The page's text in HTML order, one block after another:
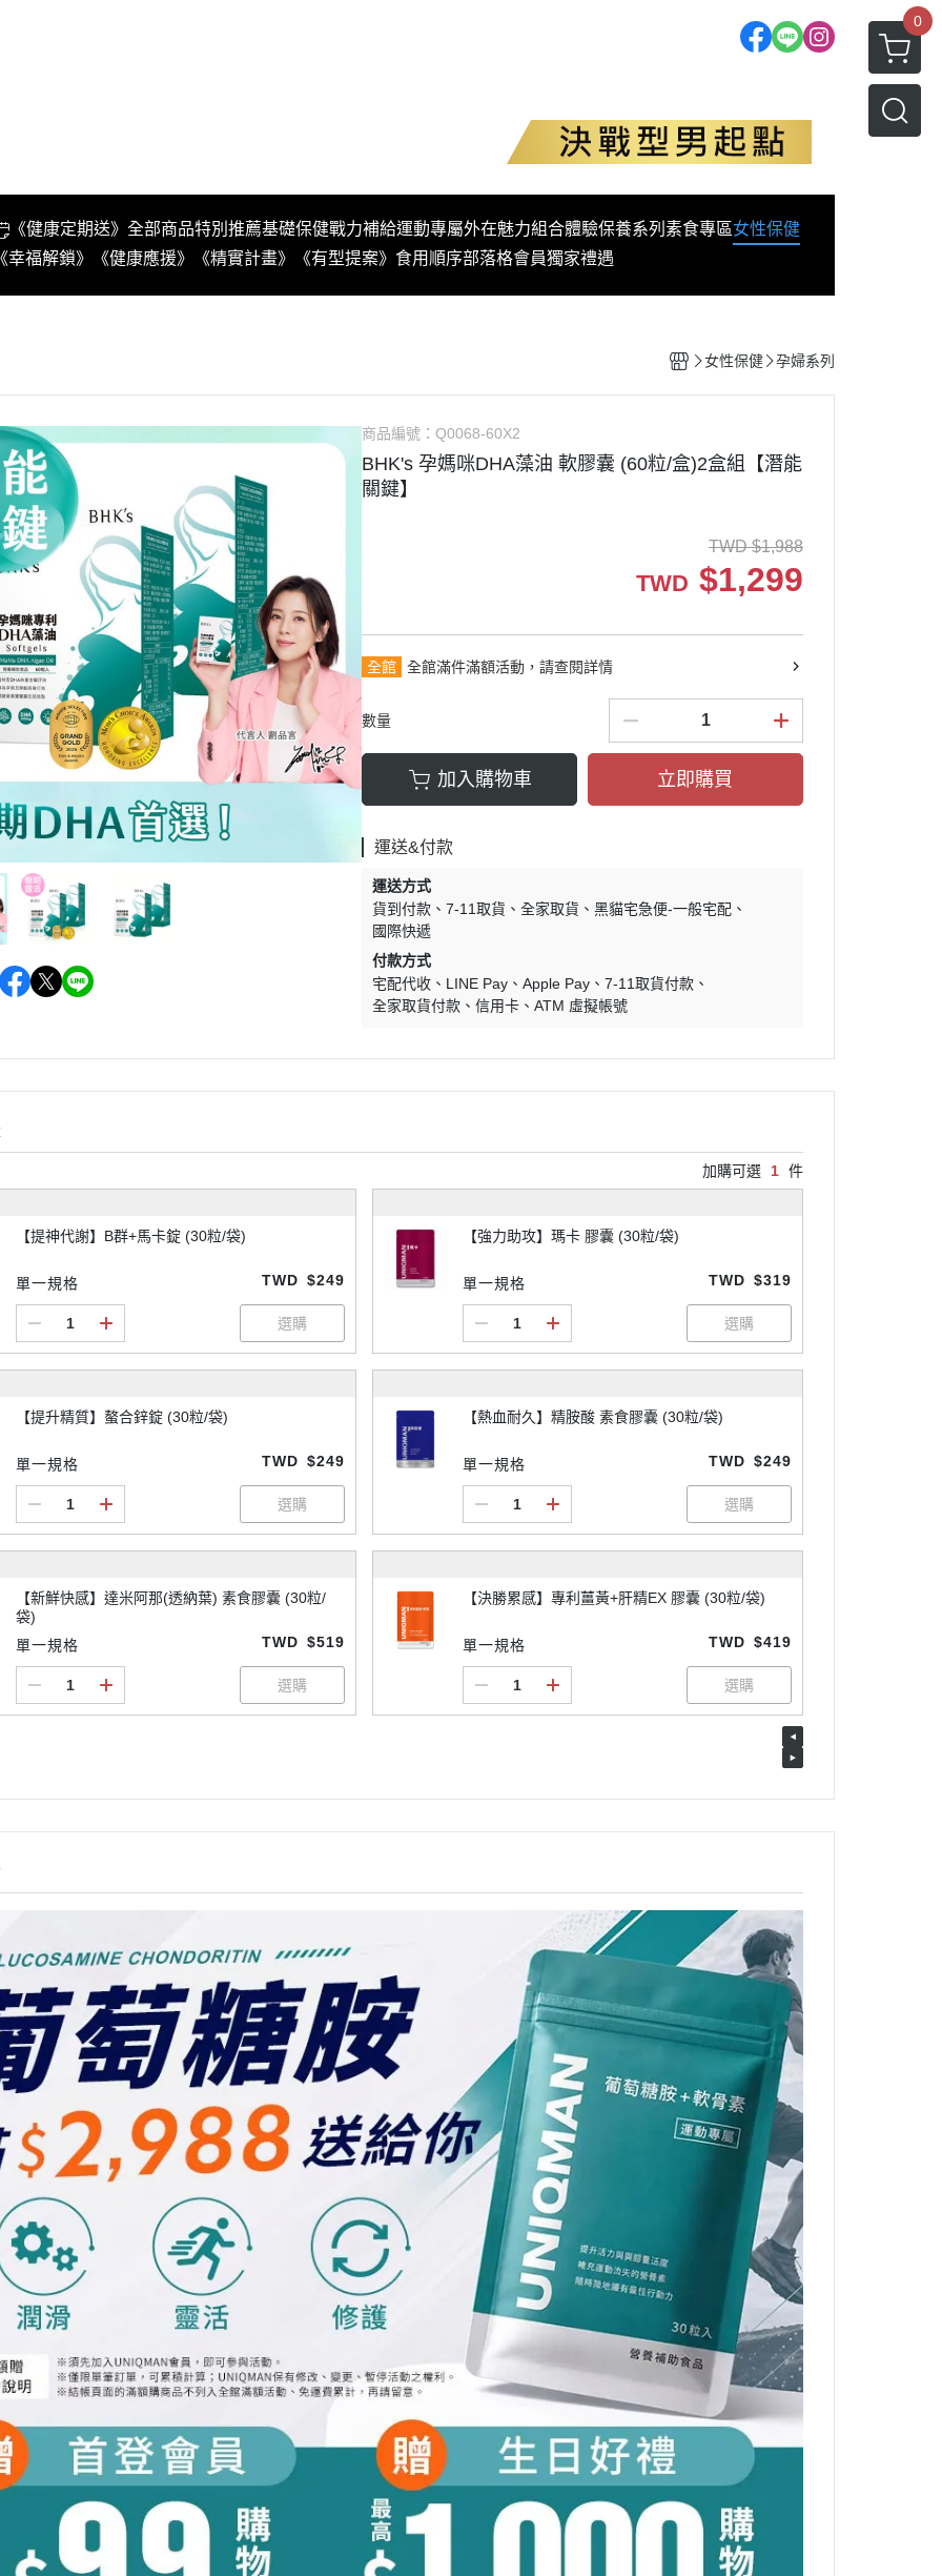
0
《健康定期送》 全部商品特別推薦基礎保健戰力補給運動專屬外在魅力組合體驗保養系列 素食專區女性保健
幸福解鎖》
《健康應援》 《精實計畫》 《有型提案》 食用順序部落格會員獨家禮遇
女性保健 孕婦系列
商品編號：Q0068-60X2
BHK's 孕媽咪DHA藻油 軟膠囊 (60粒/盒)2盒組【潛能
關鍵】
TWD $1,988
TWD $1,299
全館 全館滿件滿額活動，請查閱詳情
數量
加入購物車 立即購買
運送&付款
運送方式
貨到付款
7-11取貨 全家取貨
黑貓宅急便-一般宅配
國際快遞
付款方式
宅配代收
LINE Pay Apple Pay
7-11取貨付款
全家取貨付款
信用卡 ATM 虛擬帳號
加購可選 1 件
【提神代謝】B群+馬卡錠 (30粒/袋)
單一規格 TWD $249
【強力助攻】瑪卡 膠囊 (30粒/袋)
單一規格 TWD $319
【提升精質】螯合鋅錠 (30粒/袋)
單一規格 TWD $249
【熱血耐久】精胺酸 素食膠囊 (30粒/袋)
單一規格 TWD $249
【新鮮快感】達米阿那(透納葉) 素食膠囊 (30粒/
袋)
單一規格
TWD $519
【決勝累感】專利薑黃+肝精EX 膠囊 (30粒/袋)
單一規格 TWD $419